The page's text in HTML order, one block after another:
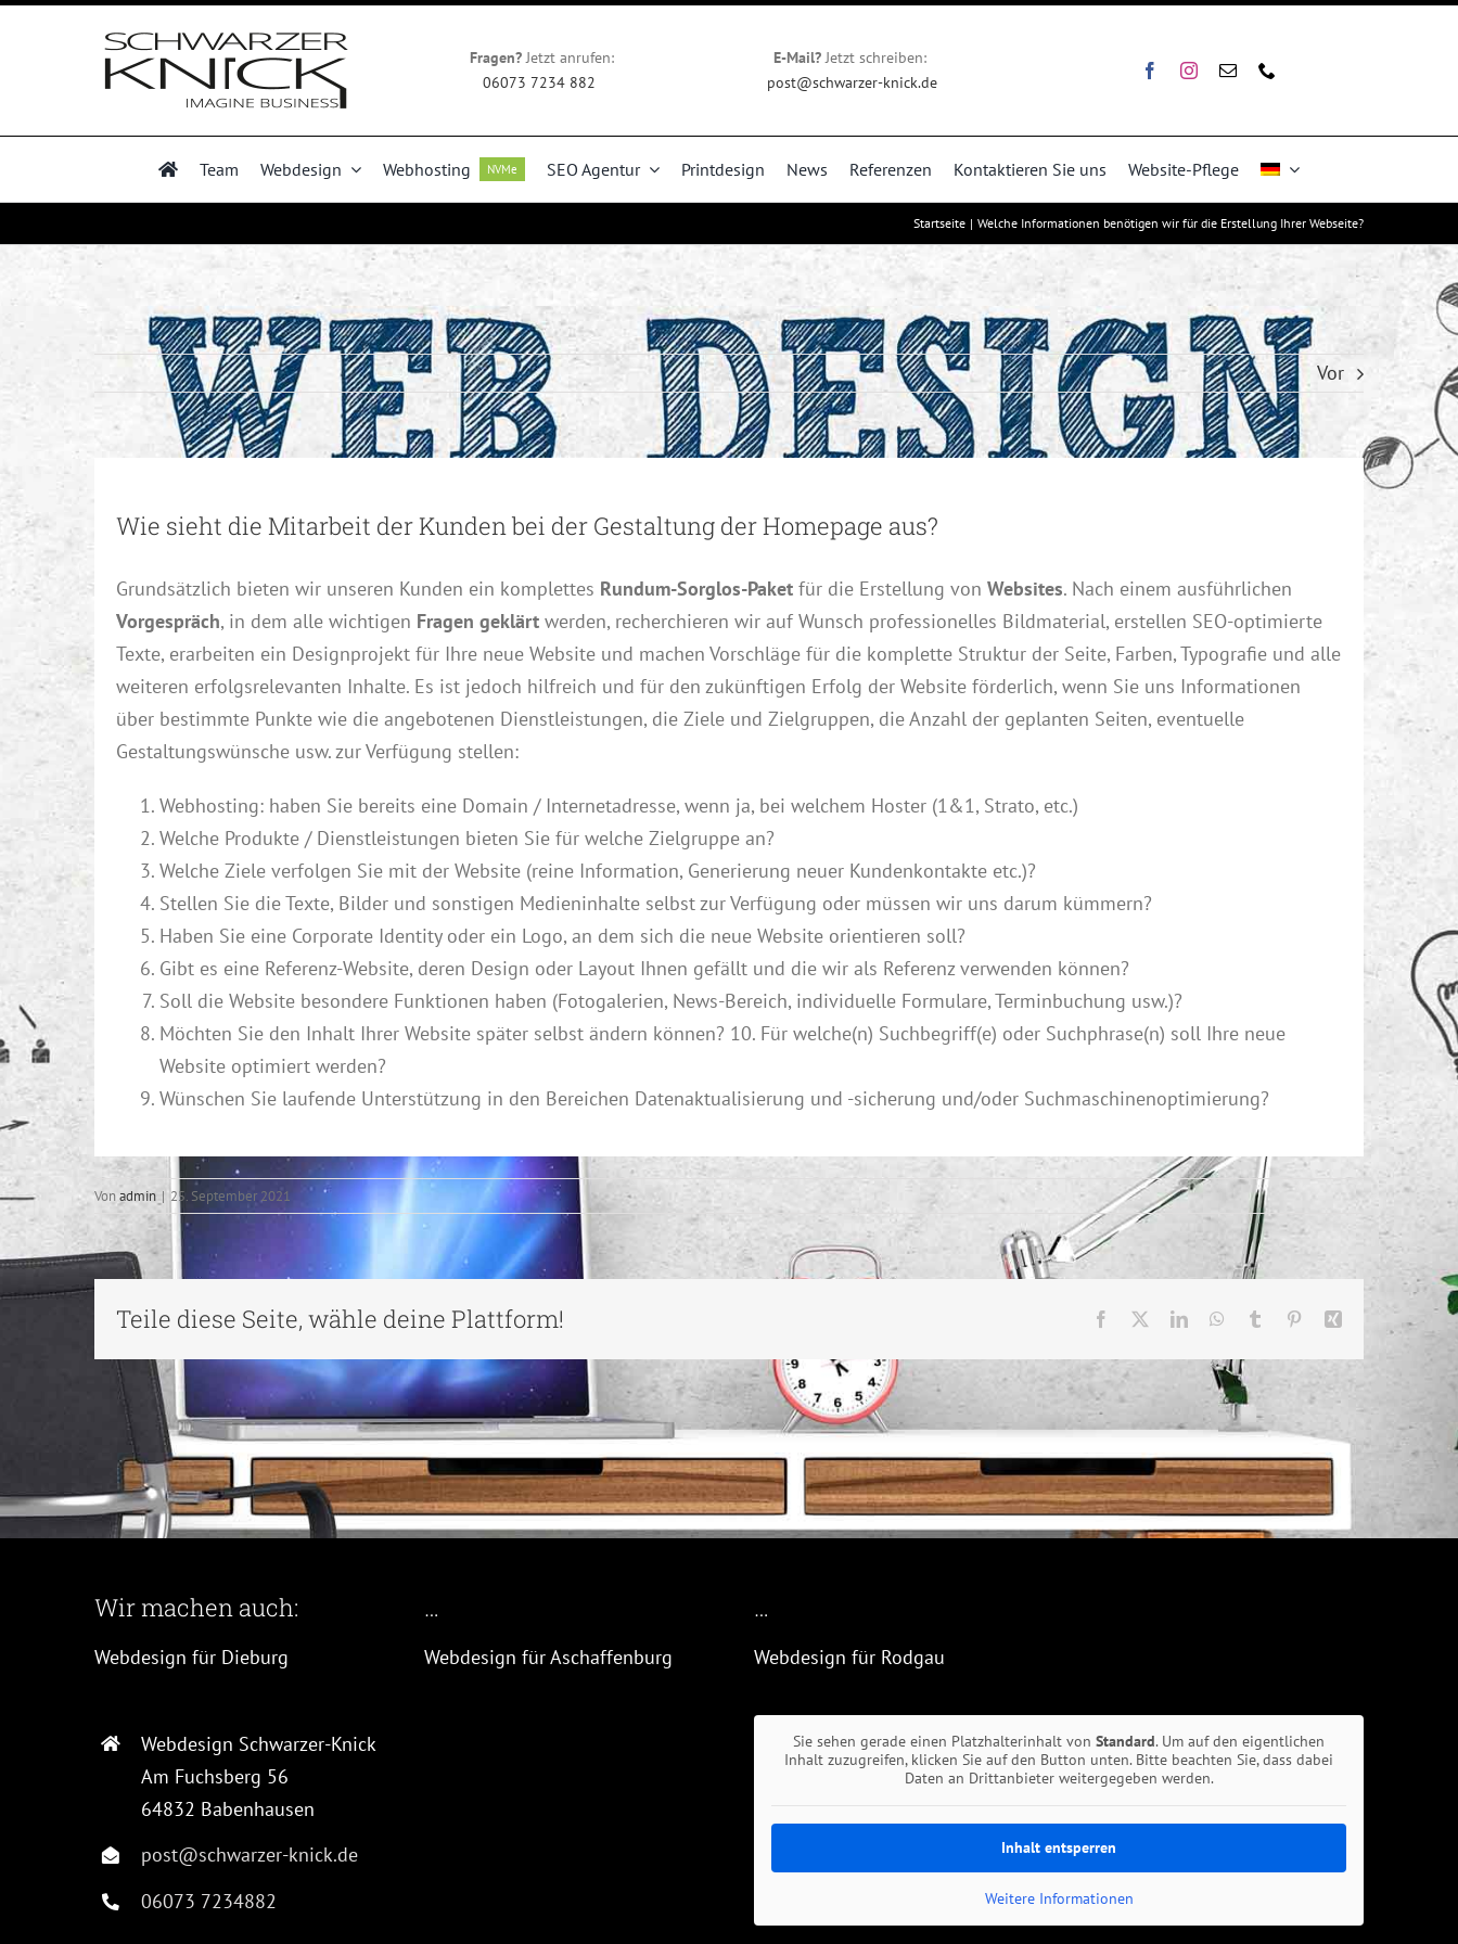
Fragen?Jetzt anrufen:
06073 7234 882
E-Mail?Jetzt schreiben:
post@schwarzer-knick.de
Team Webdesign Webhosting NVMe SEO Agentur Printdesign News Referenzen Kontaktieren Sie uns Website-Pflege
Startseite Welche Informationen benötigen wir für die Erstellung Ihrer Webseite?
Vor
Wie sieht die Mitarbeit der Kunden bei der Gestaltung der Homepage aus?
Grundsätzlich bieten wir unseren Kunden ein komplettes Rundum-Sorglos-Paketfür die Erstellung von Websites. Nach einem ausführlichen
Vorgespräch, in dem alle wichtigen Fragen geklärtwerden, recherchieren wir auf Wunsch professionelles Bildmaterial, erstellen SEO-optimierte
Texte, erarbeiten ein Designprojekt für Ihre neue Website und machen Vorschläge für die komplette Struktur der Seite, Farben, Typografie und alle
weiteren erfolgsrelevanten Inhalte. Es ist jedoch hilfreich und für den zukünftigen Erfolg der Website förderlich, wenn Sie uns Informationen
über bestimmte Punkte wie die angebotenen Dienstleistungen, die Ziele und Zielgruppen, die Anzahl der geplanten Seiten, eventuelle
Gestaltungswünsche usw. zur Verfügung stellen:
Webhosting: haben Sie bereits eine Domain / Internetadresse, wenn ja, bei welchem Hoster (1&1, Strato, etc.)
Welche Produkte / Dienstleistungen bieten Sie für welche Zielgruppe an?
Welche Ziele verfolgen Sie mit der Website (reine Information, Generierung neuer Kundenkontakte etc.)?
Stellen Sie die Texte, Bilder und sonstigen Medieninhalte selbst zur Verfügung oder müssen wir uns darum kümmern?
Haben Sie eine Corporate Identity oder ein Logo, an dem sich die neue Website orientieren soll?
Gibt es eine Referenz-Website, deren Design oder Layout Ihnen gefällt und die wir als Referenz verwenden können?
Soll die Website besondere Funktionen haben (Fotogalerien, News-Bereich, individuelle Formulare, Terminbuchung usw.)?
Möchten Sie den Inhalt Ihrer Website später selbst ändern können? 10. Für welche(n) Suchbegriff(e) oder Suchphrase(n) soll Ihre neue
Website optimiert werden?
Wünschen Sie laufende Unterstützung in den Bereichen Datenaktualisierung und -sicherung und/oder Suchmaschinenoptimierung?
Vonadmin | 25. September 2021
Teile diese Seite, wähle deine Plattform! Facebook LinkedInWhatsApp
Tumblr Pinterest
Wir machen auch:
Webdesign für Dieburg
…
Webdesign für Aschaffenburg
…
Webdesign für Rodgau
Webdesign Schwarzer-Knick
Am Fuchsberg 56
64832 Babenhausen
post@schwarzer-knick.de
06073 7234882
Sie sehen gerade einen Platzhalterinhalt vonStandard. Um auf den eigentlichen
Inhalt zuzugreifen, klicken Sie auf den Button unten. Bitte beachten Sie, dass dabei
Daten an Drittanbieter weitergegeben werden.
Inhalt entsperren
Weitere Informationen